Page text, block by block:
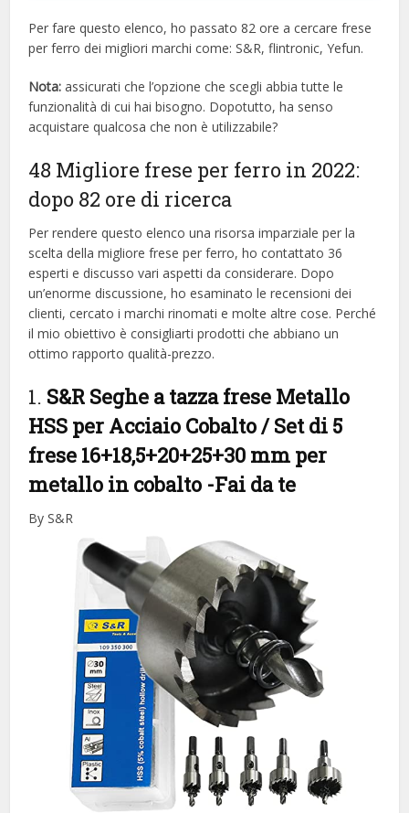
Per fare questo elenco, ho passato 82 ore a cercare frese
per ferro dei migliori marchi come: S&R, flintronic, Yefun.
Nota: assicurati che l’opzione che scegli abbia tutte le
funzionalità di cui hai bisogno. Dopotutto, ha senso
acquistare qualcosa che non è utilizzabile?
48 Migliore frese per ferro in 2022:
dopo 82 ore di ricerca
Per rendere questo elenco una risorsa imparziale per la
scelta della migliore frese per ferro, ​​ho contattato 36
esperti e discusso vari aspetti da considerare. Dopo
un’enorme discussione, ho esaminato le recensioni dei
clienti, cercato i marchi rinomati e molte altre cose. Perché
il mio obiettivo è consigliarti prodotti che abbiano un
ottimo rapporto qualità-prezzo.
1. S&R Seghe a tazza frese Metallo
HSS per Acciaio Cobalto / Set di 5
frese 16+18,5+20+25+30 mm per
metallo in cobalto -Fai da te
By S&R